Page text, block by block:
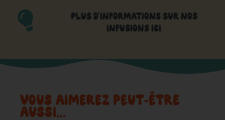
PLUS D'INFORMATIONS SUR NOS
INFUSIONS ICI
VOUS AIMEREZ PEUT-ÊTRE
AUSSI…